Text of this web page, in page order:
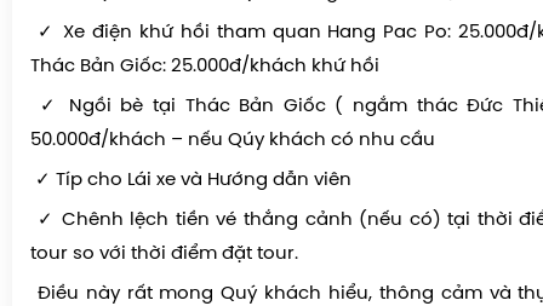
✓ Xe điện khứ hồi lên cột cờ Lũng Cú: 30.000đ/khách
✓ Xe điện khứ hồi tham quan Hang Pac Po:
Thác Bản Giốc: 25.000đ/khách khứ hồi
✓ Ngồi bè tại Thác Bản Giốc ( ngắm thác Đức
50.000đ/khách – nếu Qúy khách có nhu cầu
✓ Típ cho Lái xe và Hướng dẫn viên
✓ Chênh lệch tiền vé thắng cảnh (nếu có) tại thời
tour so với thời điểm đặt tour.